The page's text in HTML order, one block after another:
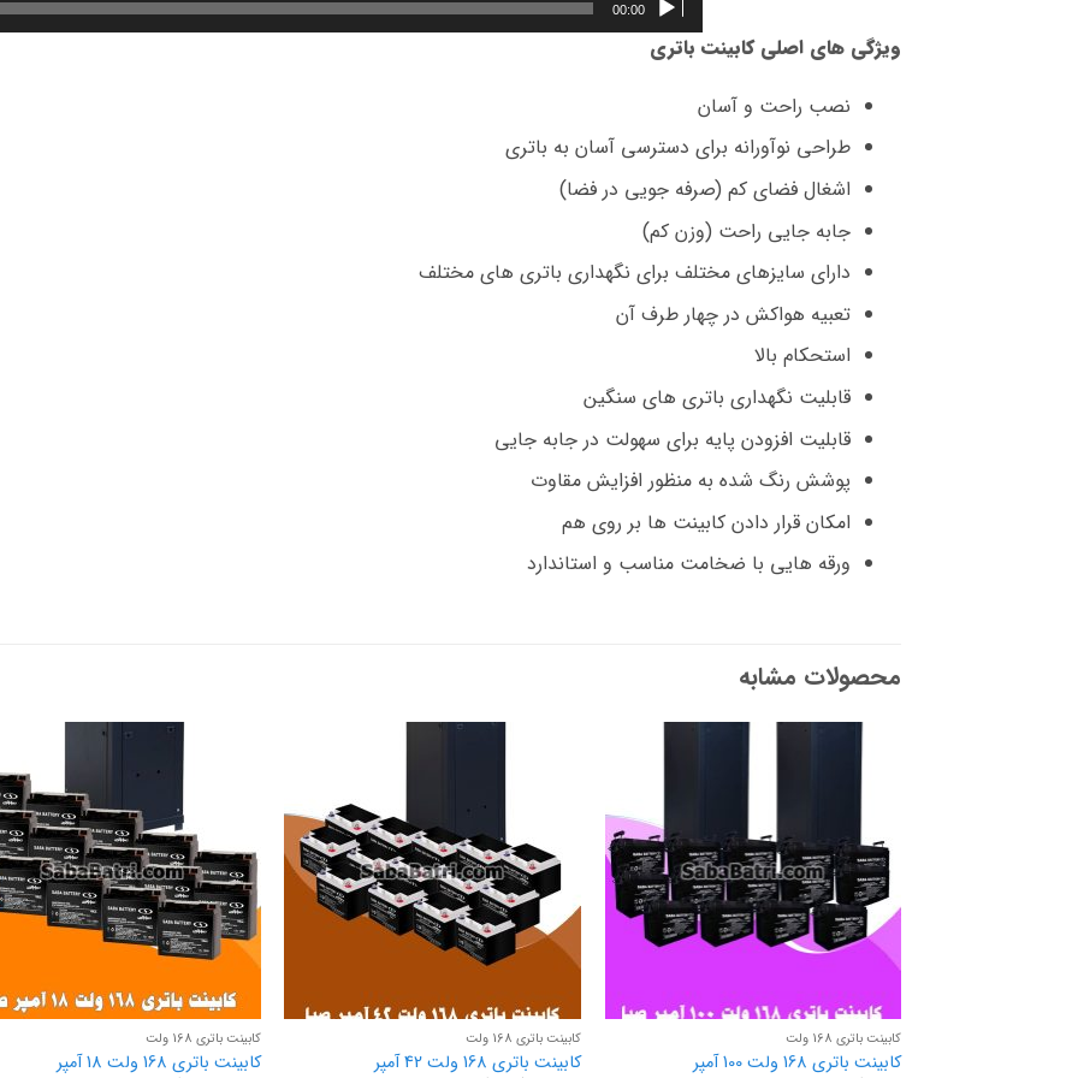
00:00
ویژگی های اصلی کابینت باتری
نصب راحت و آسان
طراحی نوآورانه برای دسترسی آسان به باتری
اشغال فضای کم (صرفه جویی در فضا)
جابه جایی راحت (وزن کم)
دارای سایزهای مختلف برای نگهداری باتری های مختلف
تعبیه هواکش در چهار طرف آن
استحکام بالا
قابلیت نگهداری باتری های سنگین
قابلیت افزودن پایه برای سهولت در جابه جایی
پوشش رنگ شده به منظور افزایش مقاوت
امکان قرار دادن کابینت ها بر روی هم
ورقه هایی با ضخامت مناسب و استاندارد
محصولات مشابه
کابینت باتری 168 ولت
کابینت باتری 168 ولت 100 آمپر
کابینت باتری 168 ولت
کابینت باتری 168 ولت 42 آمپر
کابینت باتری 168 ولت
کابینت باتری 168 ولت 18 آمپر